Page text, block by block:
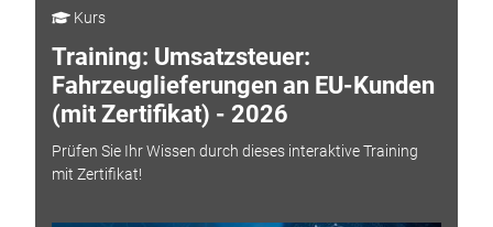
Kurs
Training: Umsatzsteuer:
Fahrzeuglieferungen an EU-Kunden
(mit Zertifikat) - 2026
Prüfen Sie Ihr Wissen durch dieses interaktive Training
mit Zertifikat!